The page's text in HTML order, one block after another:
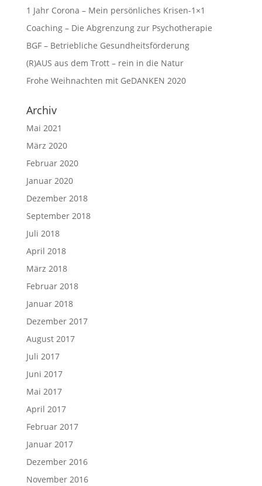
1 Jahr Corona – Mein persönliches Krisen-1×1
Coaching – Die Abgrenzung zur Psychotherapie
BGF – Betriebliche Gesundheitsförderung
(R)AUS aus dem Trott – rein in die Natur
Frohe Weihnachten mit GeDANKEN 2020
Archiv
Mai 2021
März 2020
Februar 2020
Januar 2020
Dezember 2018
September 2018
Juli 2018
April 2018
März 2018
Februar 2018
Januar 2018
Dezember 2017
August 2017
Juli 2017
Juni 2017
Mai 2017
April 2017
Februar 2017
Januar 2017
Dezember 2016
November 2016